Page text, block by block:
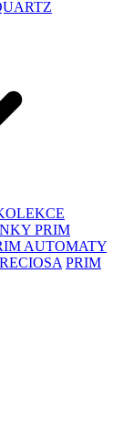
PRIM
AUTOMATY
PRIM